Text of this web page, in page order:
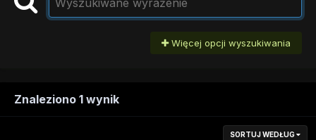
Więcej opcji wyszukiwania
Znaleziono 1 wynik
SORTUJ WEDŁUG